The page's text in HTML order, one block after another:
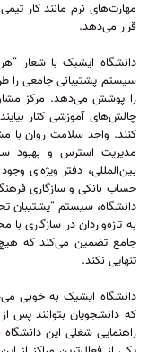
مهارت‌های نرم مانند کار
قرار می‌دهد.
دانشگاه ایشیک با شعار
سیستم پشتیبانی جامعی را
را پوشش می‌دهد. مرکز
چالش‌های آموزشی کنار
کنند. واحد سلامت روان با
مدیریت استرس و بهبود
بین‌المللی، دفتر ویژه‌ای
حساب بانکی و سازگاری
دانشگاه، سیستم “پشتیبان
به تازه‌واردان در سازگاری
جامع تضمین می‌کند که
تنهایی نکند.
دانشگاه ایشیک به خوبی
که دانشجویان بتوانند پس